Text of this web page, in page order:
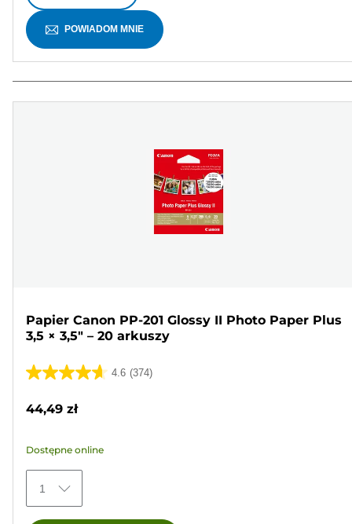
POWIADOM MNIE
Papier Canon PP-201 Glossy II Photo Paper Plus
3,5 × 3,5" – 20 arkuszy
4.6 (374)
4.6
374
Recenzji
44,49 zł
Dostępne online
1